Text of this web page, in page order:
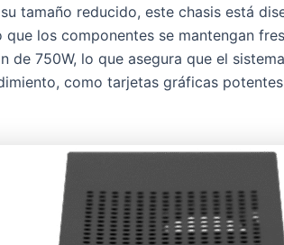
tamaño reducido, este chasis está
que los componentes se mantengan
de 750W, lo que asegura que el
como tarjetas gráficas